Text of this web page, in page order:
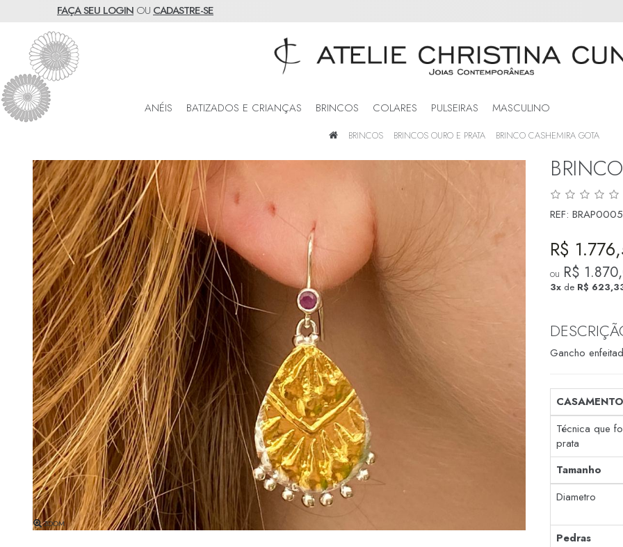
FAÇA SEU LOGIN OU CADASTRE-SE
ANÉIS BATIZADOS E CRIANÇAS BRINCOS COLARES PULSEIRAS MASCULINO
BRINCOS BRINCOS OURO E PRATA BRINCO CASHEMIRA GOTA
ZOOM
REF:
R$
ou R$
3x de R$
Gancho
Técnica que
prata
Tamanho
Diametro
Pedras